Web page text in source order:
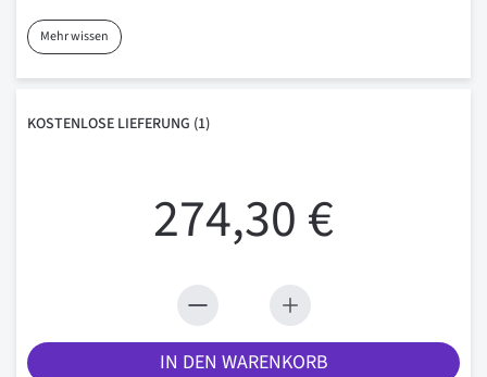
Mehr wissen
KOSTENLOSE LIEFERUNG (1)
274,30 €
IN DEN WARENKORB